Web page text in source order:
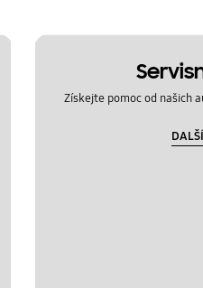
Získejte pomoc od našich